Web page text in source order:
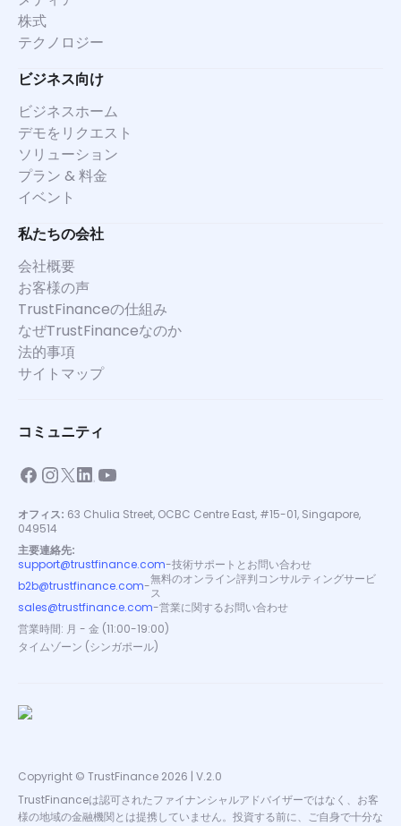
株式
テクノロジー
ビジネス向け
ビジネスホーム
デモをリクエスト
ソリューション
プラン & 料金
イベント
私たちの会社
会社概要
お客様の声
TrustFinanceの仕組み
なぜTrustFinanceなのか
法的事項
サイトマップ
コミュニティ
オフィス: 63 Chulia Street, OCBC Centre East, #15-01, Singapore,
049514
主要連絡先:
support@trustfinance.com-技術サポートとお問い合わせ
b2b@trustfinance.com-無料のオンライン評判コンサルティングサービ
ス
sales@trustfinance.com-営業に関するお問い合わせ
営業時間: 月 - 金 (11:00-19:00)
タイムゾーン (シンガポール)
Copyright © TrustFinance 2026 | V.2.0
TrustFinanceは認可されたファイナンシャルアドバイザーではなく、お客
様の地域の金融機関とは提携していません。投資する前に、ご自身で十分な